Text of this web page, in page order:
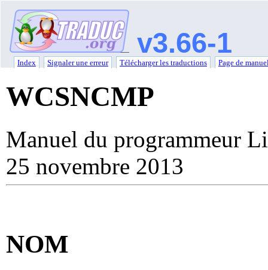
v3.66-1
Index Signaler une erreur Télécharger les traductions Page de
WCSNCMP
Manuel du programmeur
25 novembre 2013
NOM